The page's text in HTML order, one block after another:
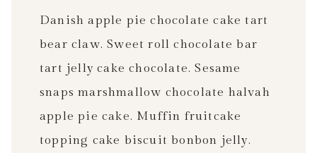
Danish apple pie chocolate cake tart
bear claw. Sweet roll chocolate bar
tart jelly cake chocolate. Sesame
snaps marshmallow chocolate halvah
apple pie cake. Muffin fruitcake
topping cake biscuit bonbon jelly.